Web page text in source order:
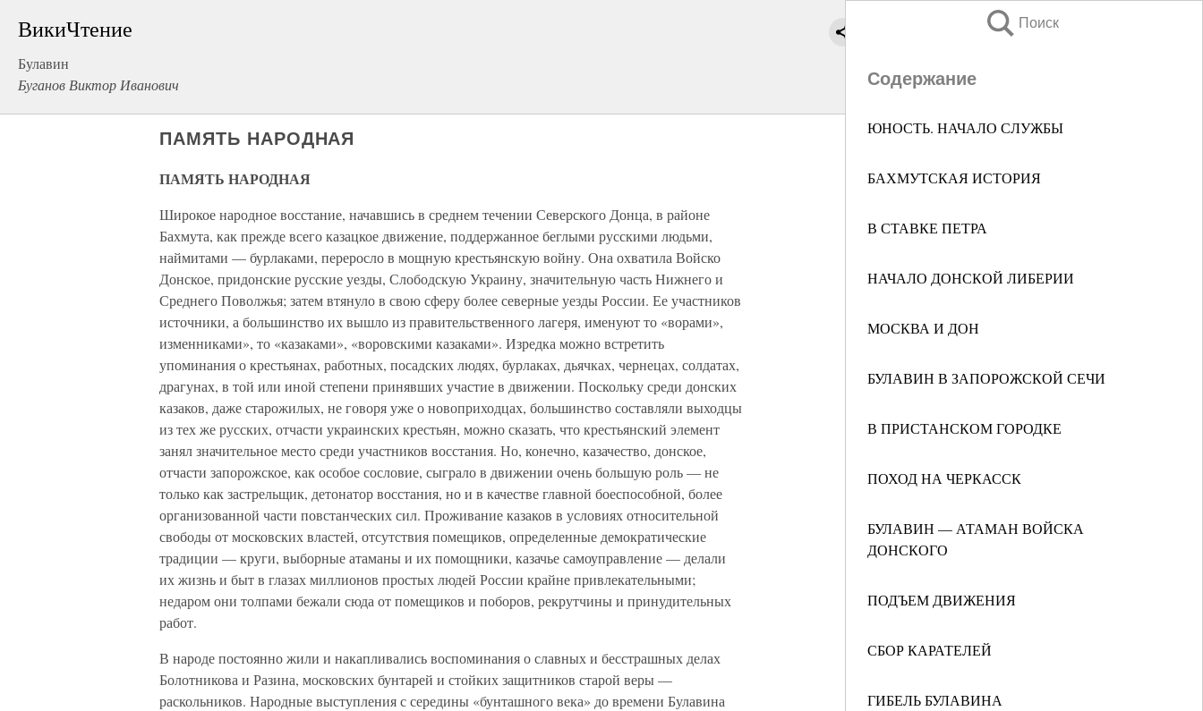
ВикиЧтение
Булавин
Буганов Виктор Иванович
Поиск
Содержание
ЮНОСТЬ. НАЧАЛО СЛУЖБЫ
БАХМУТСКАЯ ИСТОРИЯ
В СТАВКЕ ПЕТРА
НАЧАЛО ДОНСКОЙ ЛИБЕРИИ
МОСКВА И ДОН
БУЛАВИН В ЗАПОРОЖСКОЙ СЕЧИ
В ПРИСТАНСКОМ ГОРОДКЕ
ПОХОД НА ЧЕРКАССК
БУЛАВИН — АТАМАН ВОЙСКА
ДОНСКОГО
ПОДЪЕМ ДВИЖЕНИЯ
СБОР КАРАТЕЛЕЙ
ГИБЕЛЬ БУЛАВИНА
ПАМЯТЬ НАРОДНАЯ
ПАМЯТЬ НАРОДНАЯ
Широкое народное восстание, начавшись в среднем течении Северского Донца, в районе
Бахмута, как прежде всего казацкое движение, поддержанное беглыми русскими людьми,
наймитами — бурлаками, переросло в мощную крестьянскую войну. Она охватила Войско
Донское, придонские русские уезды, Слободскую Украину, значительную часть Нижнего и
Среднего Поволжья; затем втянуло в свою сферу более северные уезды России. Ее участников
источники, а большинство их вышло из правительственного лагеря, именуют то «ворами»,
изменниками», то «казаками», «воровскими казаками». Изредка можно встретить
упоминания о крестьянах, работных, посадских людях, бурлаках, дьячках, чернецах, солдатах,
драгунах, в той или иной степени принявших участие в движении. Поскольку среди донских
казаков, даже старожилых, не говоря уже о новоприходцах, большинство составляли выходцы
из тех же русских, отчасти украинских крестьян, можно сказать, что крестьянский элемент
занял значительное место среди участников восстания. Но, конечно, казачество, донское,
отчасти запорожское, как особое сословие, сыграло в движении очень большую роль — не
только как застрельщик, детонатор восстания, но и в качестве главной боеспособной, более
организованной части повстанческих сил. Проживание казаков в условиях относительной
свободы от московских властей, отсутствия помещиков, определенные демократические
традиции — круги, выборные атаманы и их помощники, казачье самоуправление — делали
их жизнь и быт в глазах миллионов простых людей России крайне привлекательными;
недаром они толпами бежали сюда от помещиков и поборов, рекрутчины и принудительных
работ.
В народе постоянно жили и накапливались воспоминания о славных и бесстрашных делах
Болотникова и Разина, московских бунтарей и стойких защитников старой веры —
раскольников. Народные выступления с середины «бунташного века» до времени Булавина